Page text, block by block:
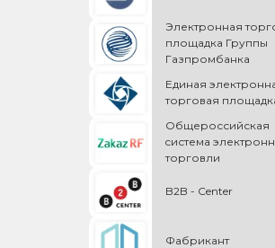
Электронная
площадка Группы
Газпромбанка
Единая
торговая
Общероссийская
cистема
торговли
B2B - Center
Фабрикант